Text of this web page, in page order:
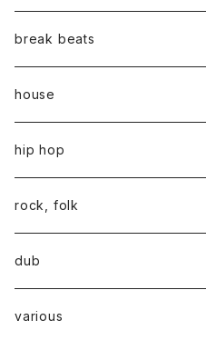
break beats
house
hip hop
rock, folk
dub
various